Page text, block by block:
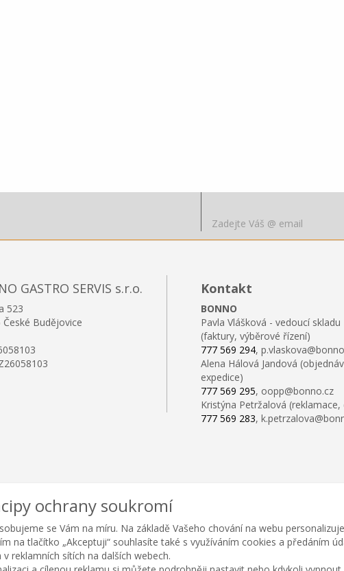
GASTRO SERVIS s.r.o.
523
České Budějovice
Kontakt
BONNO
Pavla Vlášková - vedoucí skladu
(faktury, výběrové řízení)
777 569 294,
Alena Hálová Jandová
expedice)
777 569 295, oopp@bonno.cz
Kristýna Petržalová (reklamace,
777 569 283,
ochrany soukromí
se Vám na míru. Na základě Vašeho chování na webu
na tlačítko „Akceptuji“ souhlasíte také s využíváním cookies a předáním
v reklamních sítích na dalších webech.